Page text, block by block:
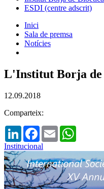
ESDI (centre adscrit)
Inici
Sala de premsa
Notícies
L'Institut Borja de
12.09.2018
Comparteix:
LinkedInFacebook
Email
Institucional